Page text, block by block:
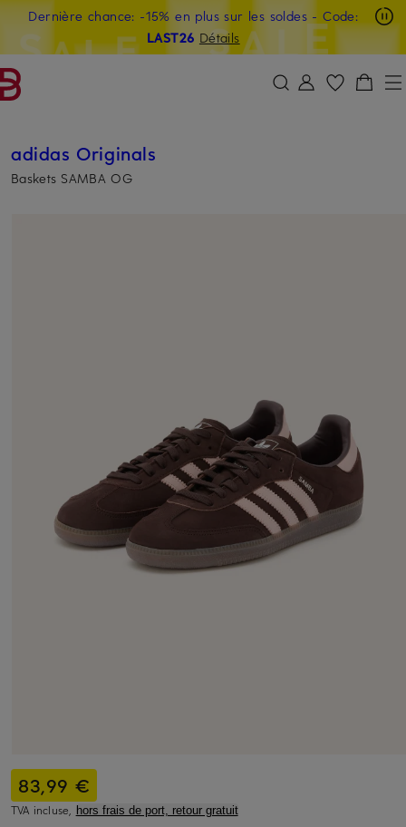
PASSER AU CONTENU PRINCIPAL PASSER AU CHAMP DE
Dernière chance: -15% en plus sur les soldes - Code:
LAST26 Détails
adidas Originals
Baskets SAMBA OG
83,99 €
TVA incluse, hors frais de port, retour gratuit